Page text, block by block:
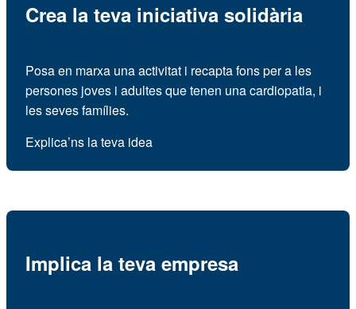
Crea la teva iniciativa solidària
Posa en marxa una activitat i recapta fons per a les
persones joves i adultes que tenen una cardiopatia, i
les seves famílies.
Explica’ns la teva idea
Implica la teva empresa